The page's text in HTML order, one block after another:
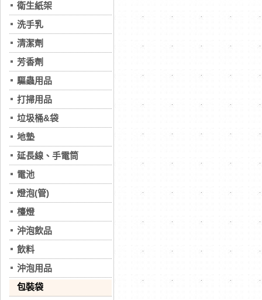
衛生紙架
洗手乳
清潔劑
芳香劑
驅蟲用品
打掃用品
垃圾桶&袋
地墊
延長線、手電筒
電池
燈泡(管)
檯燈
沖泡飲品
飲料
沖泡用品
包裝袋